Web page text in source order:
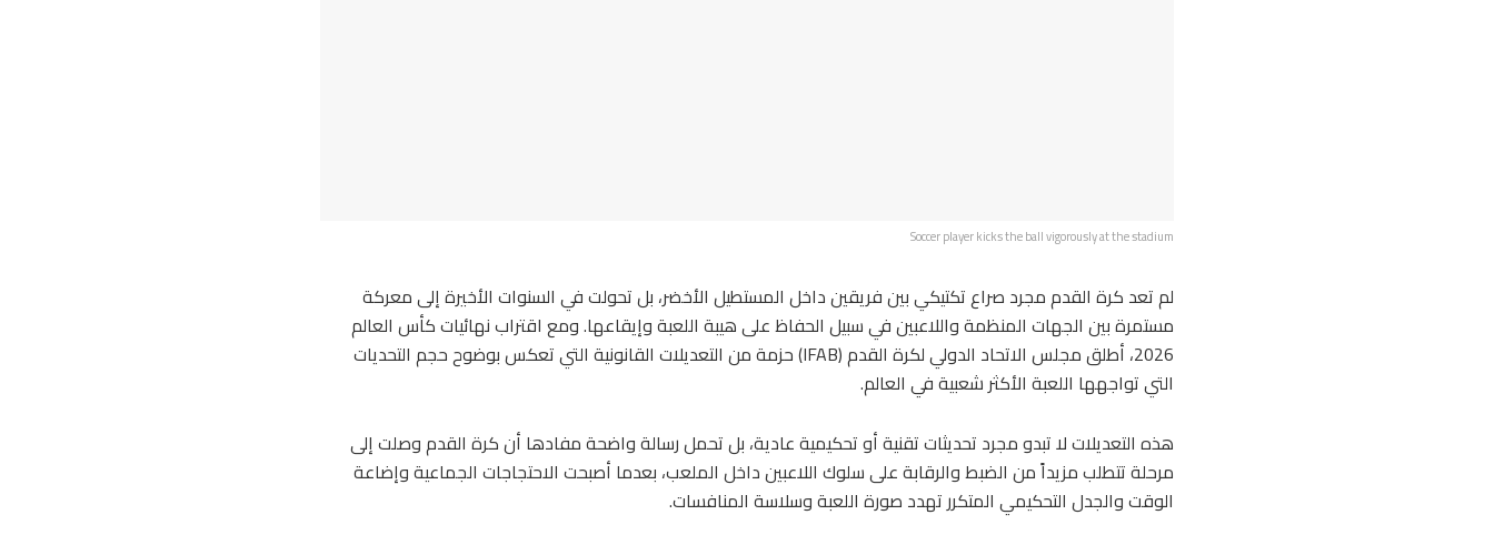
Soccer player kicks the ball vigorously at the stadium
لم تعد كرة القدم مجرد صراع تكتيكي بين فريقين داخل المستطيل الأخضر، بل تحولت في السنوات الأخيرة إلى معركة
مستمرة بين الجهات المنظمة واللاعبين في سبيل الحفاظ على هيبة اللعبة وإيقاعها. ومع اقتراب نهائيات كأس العالم
2026، أطلق مجلس الاتحاد الدولي لكرة القدم (IFAB) حزمة من التعديلات القانونية التي تعكس بوضوح حجم التحديات
التي تواجهها اللعبة الأكثر شعبية في العالم.
هذه التعديلات لا تبدو مجرد تحديثات تقنية أو تحكيمية عادية، بل تحمل رسالة واضحة مفادها أن كرة القدم وصلت إلى
مرحلة تتطلب مزيداً من الضبط والرقابة على سلوك اللاعبين داخل الملعب، بعدما أصبحت الاحتجاجات الجماعية وإضاعة
الوقت والجدل التحكيمي المتكرر تهدد صورة اللعبة وسلاسة المنافسات.